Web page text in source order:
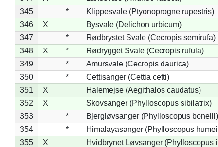
345
*
Klippesvale (Ptyonoprogne rupestris)
346
X
Bysvale (Delichon urbicum)
347
*
Rødbrystet Svale (Cecropis semirufa)
348
X *
Rødrygget Svale (Cecropis rufula)
349
*
Amursvale (Cecropis daurica)
350
*
Cettisanger (Cettia cetti)
351
X
Halemejse (Aegithalos caudatus)
352
X
Skovsanger (Phylloscopus sibilatrix)
353
*
Bjergløvsanger (Phylloscopus bonelli)
354
*
Himalayasanger (Phylloscopus
355
X
Hvidbrynet Løvsanger (Phylloscopus